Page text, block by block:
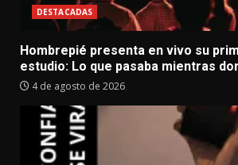
DESTACADAS
Hombrepié presenta en vivo su
estudio: Lo que pasaba mientras
4 de agosto de 2026